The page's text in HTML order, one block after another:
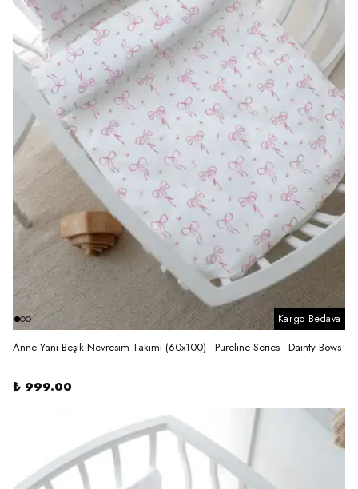
Kargo Bedava
Anne Yanı Beşik Nevresim Takımı (60x100) - Pureline Series - Dainty Bows
₺ 999.00